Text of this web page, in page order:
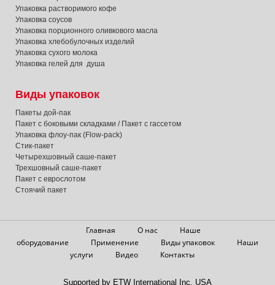
Упаковка растворимого кофе
Упаковка соусов
Упаковка порционного оливкового масла
Упаковка хлебобулочных изделий
Упаковка сухого молока
Упаковка гелей для душа
Виды упаковок
Пакеты дой-пак
Пакет с боковыми складками / Пакет с гассетом
Упаковка флоу-пак (Flow-pack)
Стик-пакет
Четырехшовный саше-пакет
Трехшовный саше-пакет
Пакет с еврослотом
Стоячий пакет
Главная О нас
Наше
оборудование
Применение Виды упаковок
Наши
услуги
Видео Контакты
Supported by ETW International Inc. USA